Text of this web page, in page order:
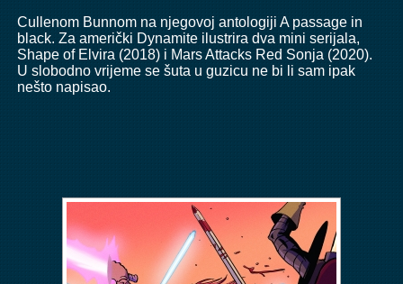
Cullenom Bunnom na njegovoj antologiji A passage in
black. Za američki Dynamite ilustrira dva mini serijala,
Shape of Elvira (2018) i Mars Attacks Red Sonja (2020).
U slobodno vrijeme se šuta u guzicu ne bi li sam ipak
nešto napisao.